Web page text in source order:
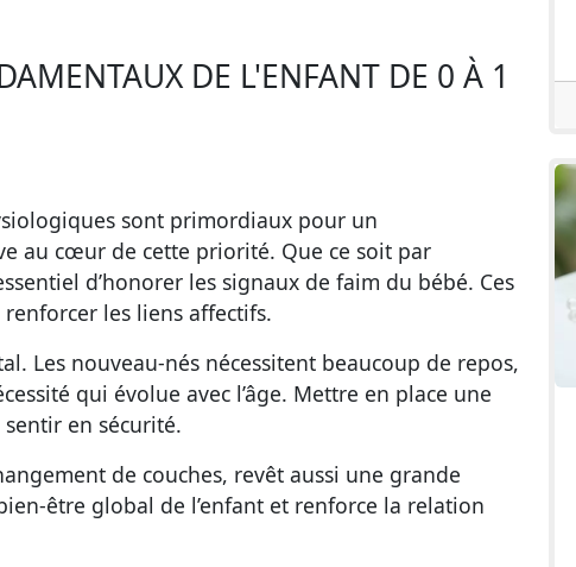
DE L'ENFANT DE 0 À 1
sont primordiaux pour un
au cœur de cette priorité. Que ce soit par
d’honorer les signaux de faim du bébé. Ces
les liens affectifs.
Les nouveau-nés nécessitent beaucoup de repos,
qui évolue avec l’âge. Mettre en place une
sentir en sécurité.
de couches, revêt aussi une grande
être global de l’enfant et renforce la relation